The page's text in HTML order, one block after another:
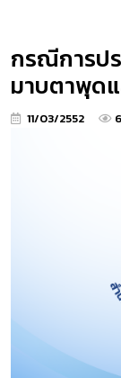
กรณีการป
มาบตาพุด
11/03/2552